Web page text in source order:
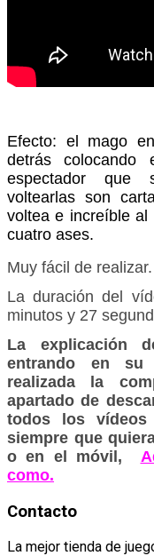
Efecto: el mago
detrás
espectador que
voltearlas son
voltea e increíble
cuatro ases.
Muy fácil de realizar.
La duración del
minutos y 27
La explicación
entrando en su
realizada la
apartado de
todos los
siempre que
o en el móvil,
como.
Contacto
La mejor tienda de